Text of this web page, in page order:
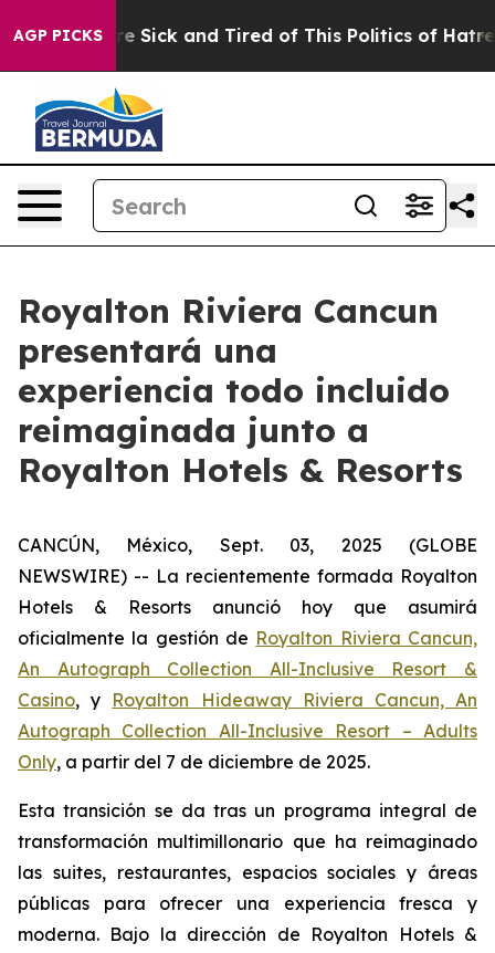
AGP PICKSAre Sick and Tired of This Politics of Hatred”
Royalton Riviera Cancun
presentará una
experiencia todo incluido
reimaginada junto a
Royalton Hotels & Resorts
CANCÚN, México, Sept. 03, 2025 (GLOBE
NEWSWIRE) -- La recientemente formada Royalton
Hotels & Resorts anunció hoy que asumirá
oficialmente la gestión de Royalton Riviera Cancun,
An Autograph Collection All-Inclusive Resort &
Casino, y Royalton Hideaway Riviera Cancun, An
Autograph Collection All-Inclusive Resort – Adults
Only, a partir del 7 de diciembre de 2025.
Esta transición se da tras un programa integral de
transformación multimillonario que ha reimaginado
las suites, restaurantes, espacios sociales y áreas
públicas para ofrecer una experiencia fresca y
moderna. Bajo la dirección de Royalton Hotels &